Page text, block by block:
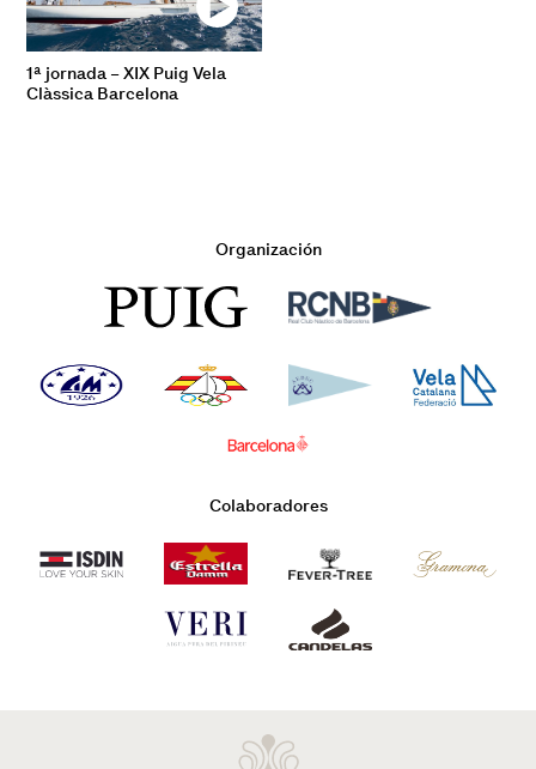
1ª jornada – XIX Puig Vela
Clàssica Barcelona
Organización
Colaboradores